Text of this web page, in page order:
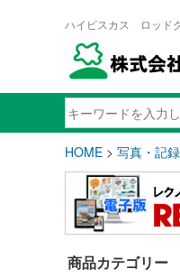
ハイビスカス ロッド
HOME > 写真・記
商品カテゴリー